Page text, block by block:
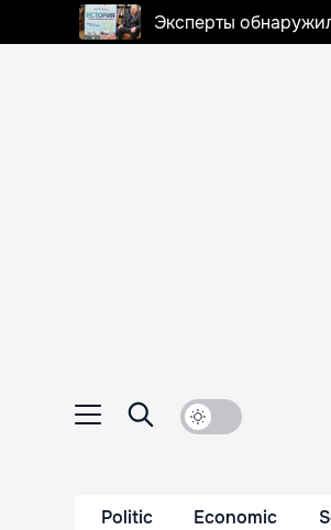
Эксперты
Politic Economic